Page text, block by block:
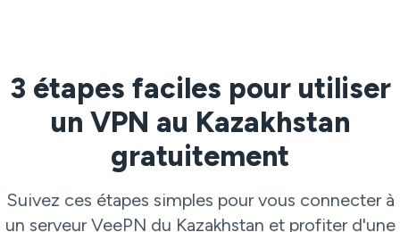
3 étapes faciles pour utiliser
un VPN au Kazakhstan
gratuitement
Suivez ces étapes simples pour vous connecter à
un serveur VeePN du Kazakhstan et profiter d'une